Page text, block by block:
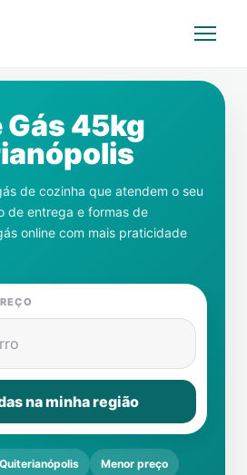
Gás 45kg
de cozinha que atendem o seu
de entrega e formas de
online com mais praticidade
na minha região
Menor preço